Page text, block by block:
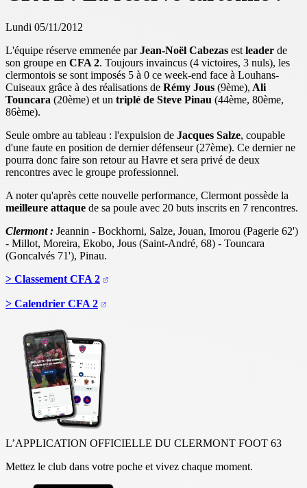
Lundi 05/11/2012
L'équipe réserve emmenée parJean-Noël Cabezas est leader de
son groupe en CFA 2. Toujours invaincus (4 victoires, 3 nuls), les
clermontois se sont imposés 5 à 0 ce week-end face à Louhans-
Cuiseaux grâce à des réalisations de Rémy Jous (9ème), Ali
Touncara (20ème) et un triplé de Steve Pinau (44ème, 80ème,
86ème).
Seule ombre au tableau : l'expulsion de Jacques Salze, coupable
d'une faute en position de dernier défenseur (27ème). Ce dernier ne
pourra donc faire son retour au Havre et sera privé de deux
rencontres avec le groupe professionnel.
A noter qu'après cette nouvelle performance, Clermont possède la
meilleure attaque de sa poule avec 20 buts inscrits en 7 rencontres.
Clermont : Jeannin - Bockhorni, Salze, Jouan, Imorou (Pagerie 62')
- Millot, Moreira, Ekobo, Jous (Saint-André, 68) - Touncara
(Goncalvés 71'), Pinau.
> Classement CFA 2
> Calendrier CFA 2
L’APPLICATION OFFICIELLE DU CLERMONT FOOT 63
Mettez le club dans votre poche et vivez chaque moment.